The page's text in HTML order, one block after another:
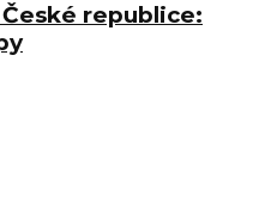
republice: